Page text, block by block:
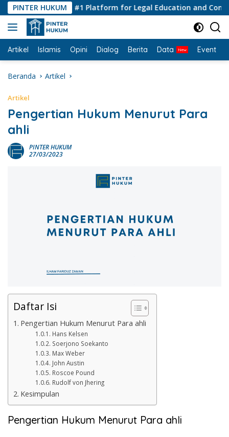
Langsung
ke
konten
PINTER HUKUM#1 Platform for Legal Education and
Artikel Islamis Opini Dialog Berita Data Event
Beranda Artikel
Artikel
Pengertian Hukum Menurut Para
ahli
PINTER HUKUM
27/03/2023
Daftar Isi
Pengertian Hukum Menurut Para ahli
Hans Kelsen
Soerjono Soekanto
Max Weber
John Austin
Roscoe Pound
Rudolf von Jhering
Kesimpulan
Pengertian Hukum Menurut Para ahli